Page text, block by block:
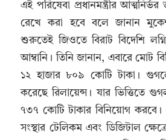
এই পরিষেবা প্রধানমন্ত্রীর
রেখে করা হবে বলে জানান
শুরুতেই জিওতে বিরাট বিদেশি
আম্বানি। তিনি জানান, এবারে মোট
১২ হাজার ৮০৯ কোটি টাকা।
করেছে রিলায়েন্স। যার ভিত্তিতে
৭৩৭ কোটি টাকার বিনিয়োগ
সংস্থার টেলিকম এবং ডিজিটাল